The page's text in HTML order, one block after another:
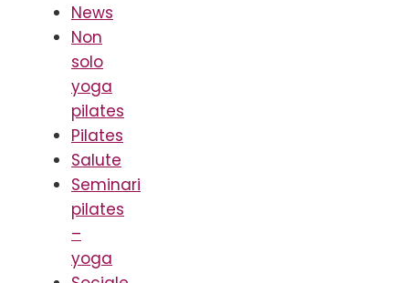
News
Non
solo
yoga
pilates
Pilates
Salute
Seminari
pilates
–
yoga